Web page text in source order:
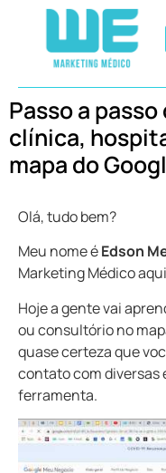
Passo a
clínica,
mapa do
Olá, tudo bem?
Meu nome éEdson
Marketing Médico
Hoje a gente vai
ou consultório no
quase certeza que
contato com diversas
ferramenta.